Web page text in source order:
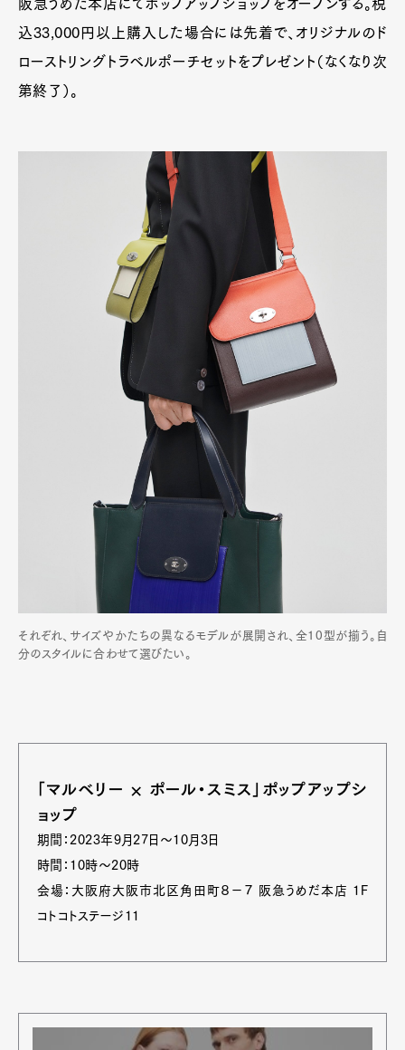
Art&DesignWatchFashion
Gourmet
Cars
Pen Membership
Magazine
Official Columnist
About
Contact
Pen Meet
Pen international
阪急うめだ本店にてポップアップショップをオープンする。税
込33,000円以上購入した場合には先着で、オリジナルのド
ローストリングトラベルポーチセットをプレゼント（なくなり次
第終了）。
それぞれ、サイズやかたちの異なるモデルが展開され、全10型が揃う。自
分のスタイルに合わせて選びたい。
「マルベリー × ポール・スミス」ポップアップシ
ョップ
期間：2023年9月27日〜10月3日
時間：10時〜20時
会場：大阪府大阪市北区角田町８−７ 阪急うめだ本店 1F
コトコトステージ11